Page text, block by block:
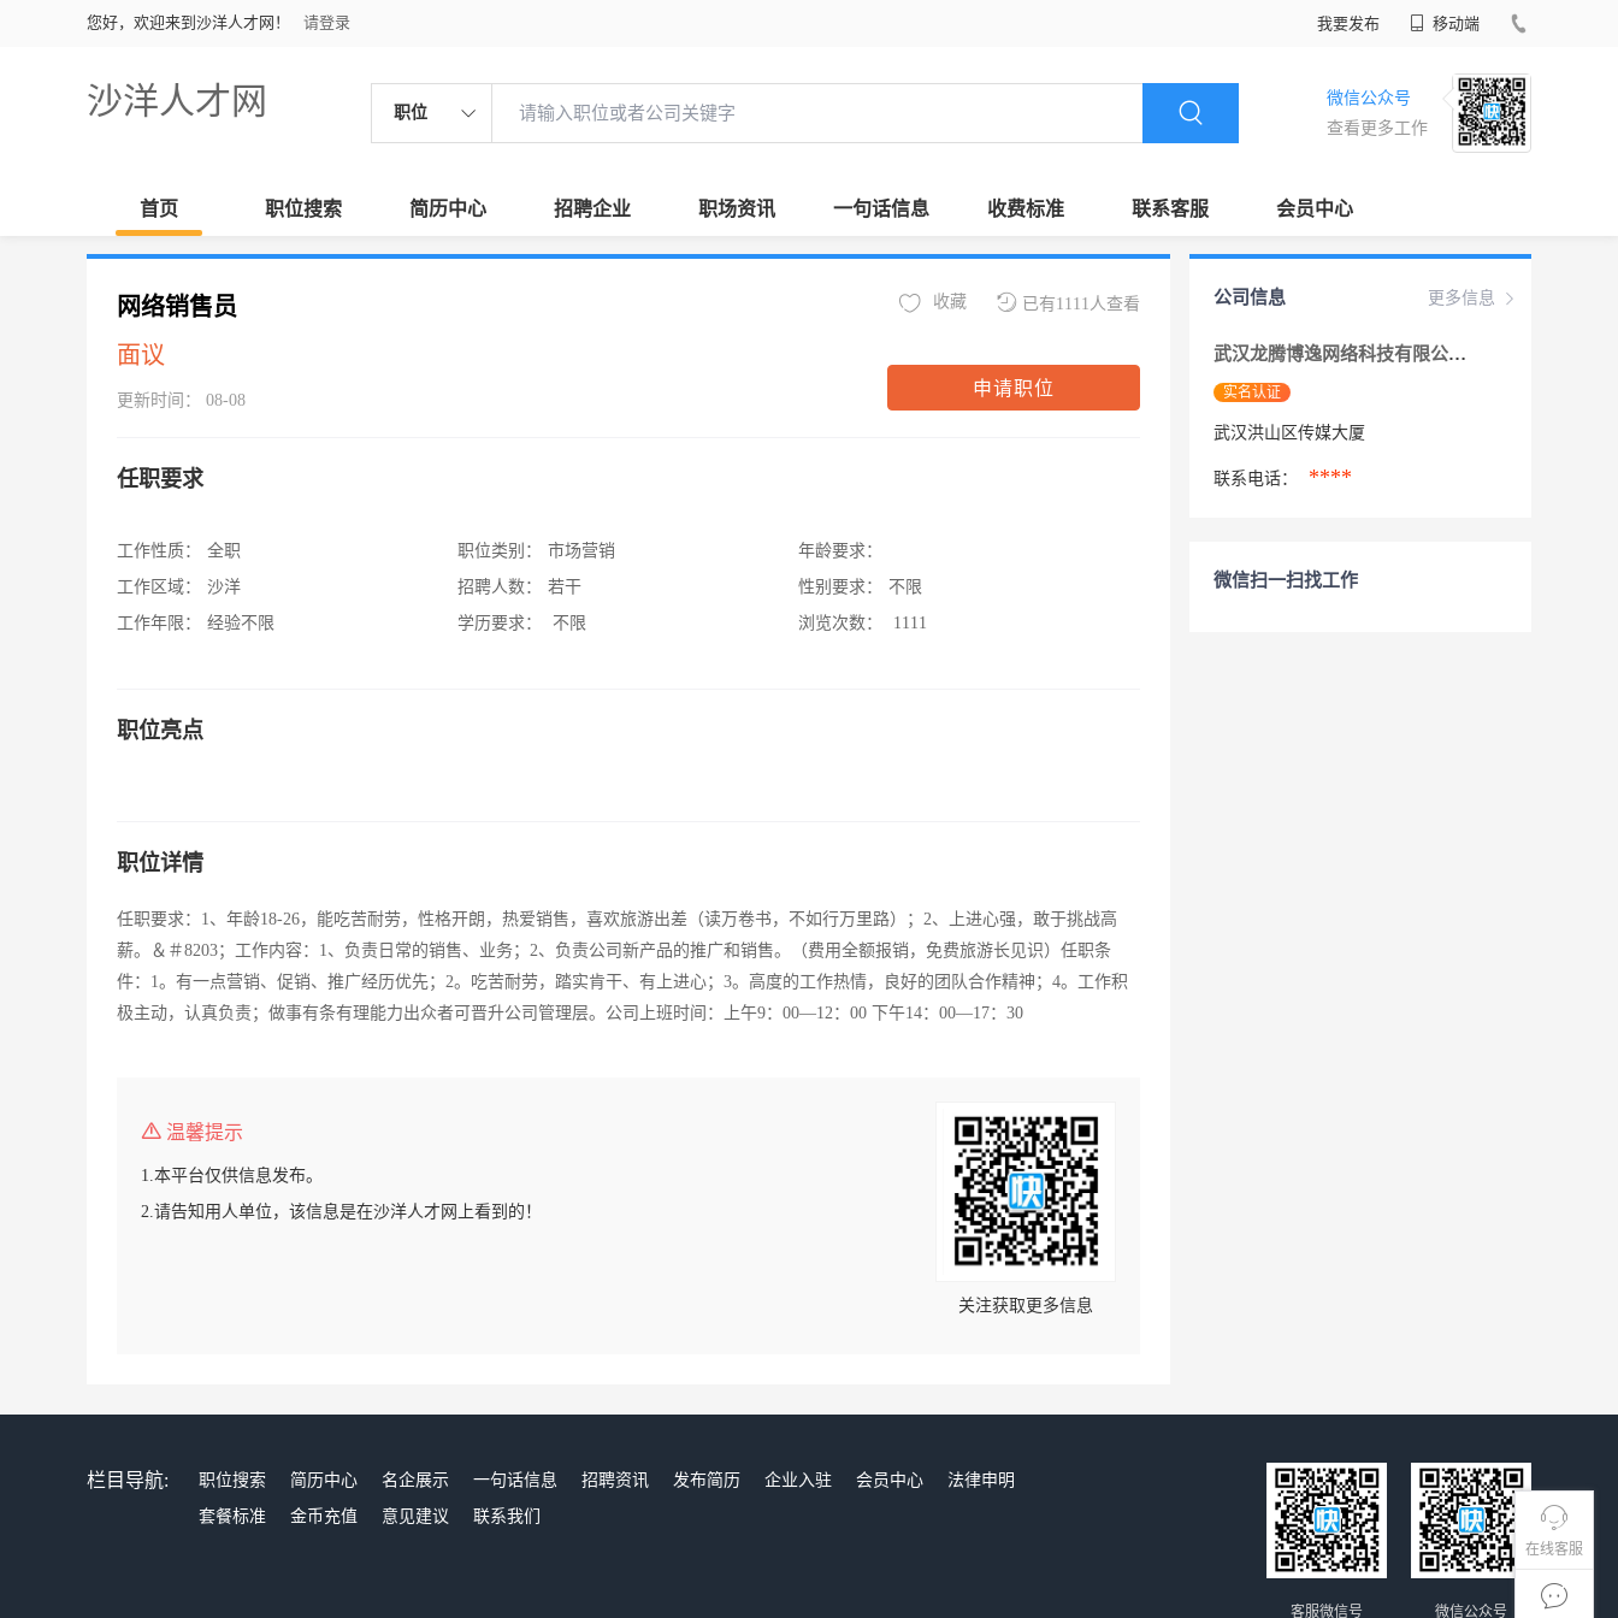
您好，欢迎来到沙洋人才网！ 请登录 我要发布 移动端
沙洋人才网 职位
微信公众号
查看更多工作
首页 职位搜索 简历中心 招聘企业 职场资讯 一句话信息 收费标准 联系客服 会员中心
在线客服
网络销售员
面议
更新时间： 08-08
已有1111人查看
收藏
申请职位
任职要求
工作性质：
全职
工作区域：
沙洋
工作年限：
经验不限
职位类别：
市场营销
招聘人数：
若干
学历要求：
不限
年龄要求：
性别要求：
不限
浏览次数：
1111
职位亮点
职位详情
任职要求：1、年龄18-26，能吃苦耐劳，性格开朗，热爱销售，喜欢旅游出差（读万卷书，不如行万里路）；2、上进心强，敢于挑战高
薪。＆＃8203；工作内容：1、负责日常的销售、业务；2、负责公司新产品的推广和销售。（费用全额报销，免费旅游长见识）任职条
件：1。有一点营销、促销、推广经历优先；2。吃苦耐劳，踏实肯干、有上进心；3。高度的工作热情，良好的团队合作精神；4。工作积
极主动，认真负责；做事有条有理能力出众者可晋升公司管理层。公司上班时间：上午9：00—12：00 下午14：00—17：30
温馨提示
1.本平台仅供信息发布。
2.请告知用人单位，该信息是在沙洋人才网上看到的！
关注获取更多信息
更多信息
公司信息
武汉龙腾博逸网络科技有限公司
实名认证
武汉洪山区传媒大厦
联系电话： ****
微信扫一扫找工作
栏目导航: 职位搜索 简历中心 名企展示 一句话信息 招聘资讯 发布简历 企业入驻 会员中心
法律申明
套餐标准
金币充值 意见建议 联系我们
微信公众号
客服微信号